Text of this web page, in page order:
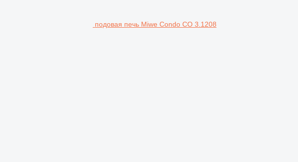
подовая печь Miwe Condo CO 3.1208